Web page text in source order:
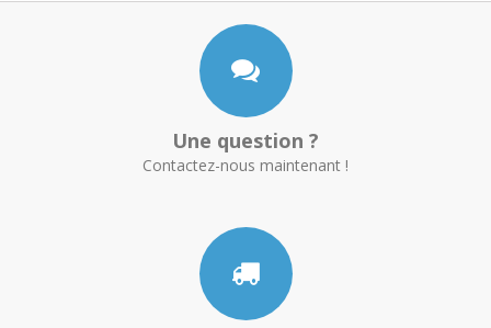
Une question ?
Contactez-nous maintenant !